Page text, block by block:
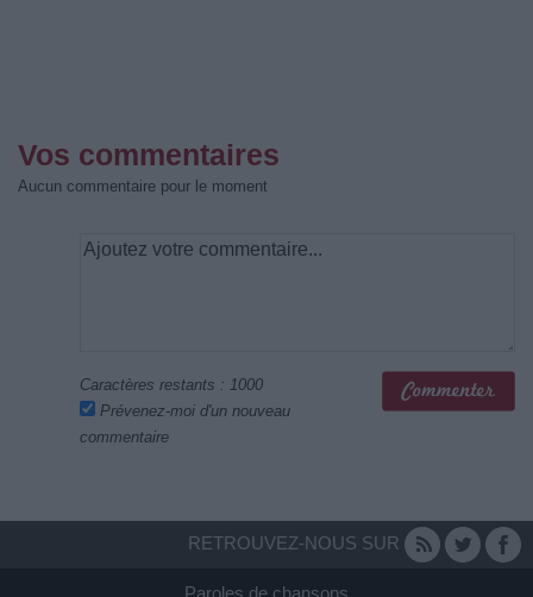
Vos commentaires
Aucun commentaire pour le moment
Caractères restants : 1000
Prévenez-moi d'un nouveau
commentaire
RETROUVEZ-NOUS SUR
Paroles de chansons